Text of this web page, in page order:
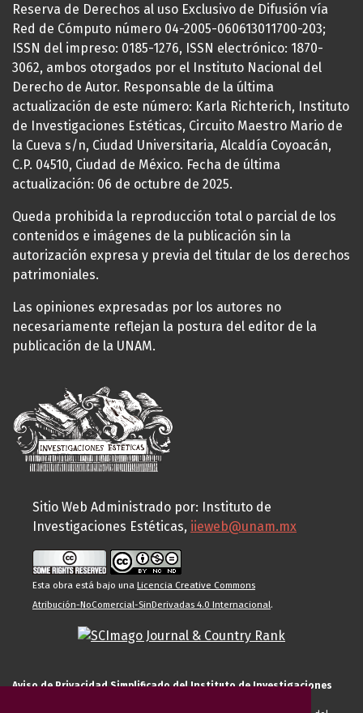
Reserva de Derechos al uso Exclusivo de Difusión vía
Red de Cómputo número 04-2005-060613011700-203;
ISSN del impreso: 0185-1276, ISSN electrónico: 1870-
3062, ambos otorgados por el Instituto Nacional del
Derecho de Autor. Responsable de la última
actualización de este número: Karla Richterich, Instituto
de Investigaciones Estéticas, Circuito Maestro Mario de
la Cueva s/n, Ciudad Universitaria, Alcaldía Coyoacán,
C.P. 04510, Ciudad de México. Fecha de última
actualización: 06 de octubre de 2025.
Queda prohibida la reproducción total o parcial de los
contenidos e imágenes de la publicación sin la
autorización expresa y previa del titular de los derechos
patrimoniales.
Las opiniones expresadas por los autores no
necesariamente reflejan la postura del editor de la
publicación de la UNAM.
Sitio Web Administrado por: Instituto de
Investigaciones Estéticas, iieweb@unam.mx
Esta obra está bajo una Licencia Creative Commons
Atribución-NoComercial-SinDerivadas 4.0 Internacional.
Aviso de Privacidad Simplificado del Instituto de Investigaciones